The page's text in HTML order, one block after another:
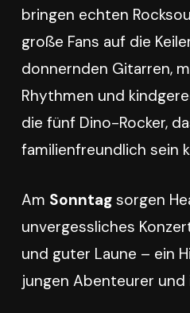
bringen echten
große Fans auf die
donnernden Gitarren,
Rhythmen und
die fünf Dino-Rocker,
familienfreundlich sein
Am Sonntagsorgen
unvergessliches
und guter Laune – ein
jungen Abenteurer und